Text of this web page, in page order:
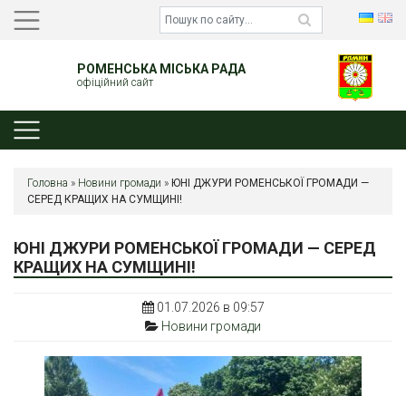
РОМЕНСЬКА МІСЬКА РАДА
офіційний сайт
Головна » Новини громади » ЮНІ ДЖУРИ РОМЕНСЬКОЇ ГРОМАДИ —
СЕРЕД КРАЩИХ НА СУМЩИНІ!
ЮНІ ДЖУРИ РОМЕНСЬКОЇ ГРОМАДИ — СЕРЕД
КРАЩИХ НА СУМЩИНІ!
01.07.2026 в 09:57
Новини громади